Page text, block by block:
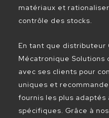
matériaux et
contrôle des stocks.
En tant que distributeur
Mécatronique
avec ses clients pour
uniques et
fournis les plus adaptés
spécifiques. Grâce à